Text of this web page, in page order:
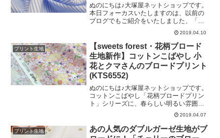
プリント」に３色の新色が入荷いたしま
した。新色のひとつめは、ライトグレー
を基調として、ピンクやマスタードで柄
の彩色をおこなった生地です。「グレ
ー」と「ピンク」って、落ち着きと可愛
さのバランスがちょうどよい配色ですよ
ね♪そして、ふたつめはミント地です。話
題のミント。ここ最近、こ
ぬのにちは♪大塚屋ネットショップです。
本日フォーカスいたしますのは、以前の
ブログでもご紹介をいたしました、「さ
ございます。ちょうど昨年のこの時期に
掲載をしましたこちらの生地に、今年は
新色をプラスすることにいたしました。
＼ その追加色が、こちらです♡ ／春
夏のブラウスづくりにぴったりの、とて
も爽やかなカラー「サックス」です。す
でに掲載済みの2色と一緒に撮影してみま
した。ストライプの幅は、約2ミリです。
＼ すべすべサラサラの、なめらかな質
感です♪ ／ぜひ、兵庫県西脇市の名産
「播州織（ばんしゅうおり）」のストラ
をお仕立てください
2019.04.10
プリント生地
【sweets forest・花柄ブロード
生地新作】コットンこばやし 小
花とクマさんのブロードプリント
(KTS6552)
ぬのにちは♪大塚屋ネットショップです。
コットンこばやし「花柄ブロードプリン
ト」シリーズに、春らしい明るい雰囲気
の新柄が加わりました♡＼ 今回の小花
は、「クマさんミックス」 ／柔らかな
色合いの花柄の中に、ほんのりと微笑む
クマさんのシルエットが特徴的です♪ピン
2019.04.07
プリント生地
あの人気のダブルガーゼ生地がブ